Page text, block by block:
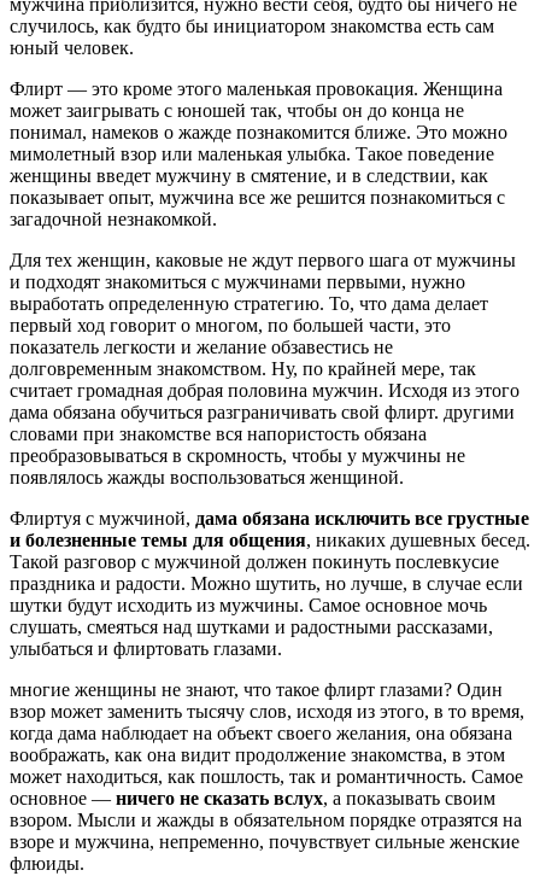
мужчина приблизится, нужно вести себя, будто бы ничего не
случилось, как будто бы инициатором знакомства есть сам
юный человек.
Флирт — это кроме этого маленькая провокация. Женщина
может заигрывать с юношей так, чтобы он до конца не
понимал, намеков о жажде познакомится ближе. Это можно
мимолетный взор или маленькая улыбка. Такое поведение
женщины введет мужчину в смятение, и в следствии, как
показывает опыт, мужчина все же решится познакомиться с
загадочной незнакомкой.
Для тех женщин, каковые не ждут первого шага от мужчины
и подходят знакомиться с мужчинами первыми, нужно
выработать определенную стратегию. То, что дама делает
первый ход говорит о многом, по большей части, это
показатель легкости и желание обзавестись не
долговременным знакомством. Ну, по крайней мере, так
считает громадная добрая половина мужчин. Исходя из этого
дама обязана обучиться разграничивать свой флирт. другими
словами при знакомстве вся напористость обязана
преобразовываться в скромность, чтобы у мужчины не
появлялось жажды воспользоваться женщиной.
Флиртуя с мужчиной, дама обязана исключить все грустные
и болезненные темы для общения, никаких душевных бесед.
Такой разговор с мужчиной должен покинуть послевкусие
праздника и радости. Можно шутить, но лучше, в случае если
шутки будут исходить из мужчины. Самое основное мочь
слушать, смеяться над шутками и радостными рассказами,
улыбаться и флиртовать глазами.
многие женщины не знают, что такое флирт глазами? Один
взор может заменить тысячу слов, исходя из этого, в то время,
когда дама наблюдает на объект своего желания, она обязана
воображать, как она видит продолжение знакомства, в этом
может находиться, как пошлость, так и романтичность. Самое
основное — ничего не сказать вслух, а показывать своим
взором. Мысли и жажды в обязательном порядке отразятся на
взоре и мужчина, непременно, почувствует сильные женские
флюиды.